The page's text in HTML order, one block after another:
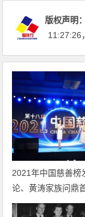
版权声明
11:27:26
2021年中国慈善榜
论、黄涛家族问鼎